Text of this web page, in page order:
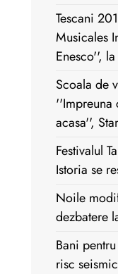
Tescani
Musicales
Enesco'',
Scoala de
''Impreuna
acasa'',
Festivalul
Istoria se
Noile
dezbatere
Bani
risc seismic